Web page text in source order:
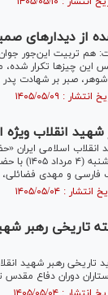
از دیدارهای
هم تربیت این‌جور
چیزها تکرار شده،
صبر بر شهادت پدر
شهید انقلاب ویژه
انقلاب اسلامی ایران
رسانه،
فارسی و مهدی
تاریخی رهبر
دوران دفاع